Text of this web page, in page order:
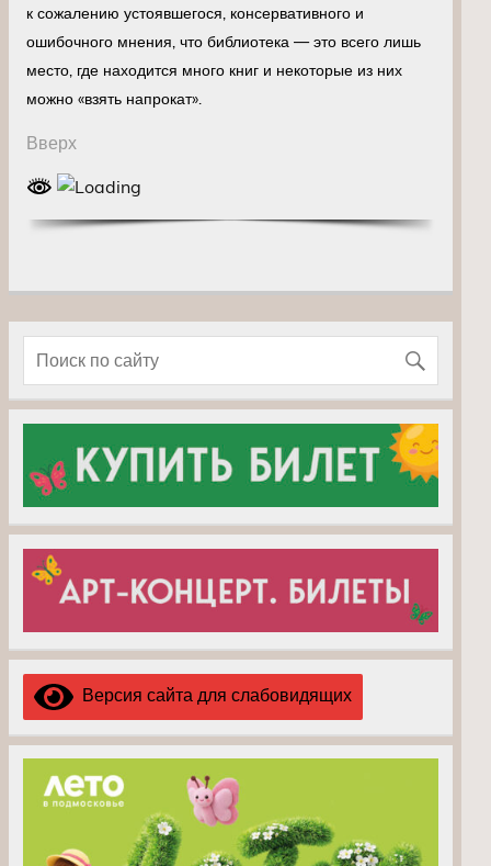
к сожалению устоявшегося, консервативного и
ошибочного мнения, что библиотека — это всего лишь
место, где находится много книг и некоторые из них
можно «взять напрокат».
Вверх
Версия сайта для слабовидящих